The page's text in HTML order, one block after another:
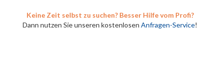
Keine Zeit selbst zu suchen? Besser Hilfe vom Profi?
Dann nutzen Sie unseren kostenlosen Anfragen-Service!